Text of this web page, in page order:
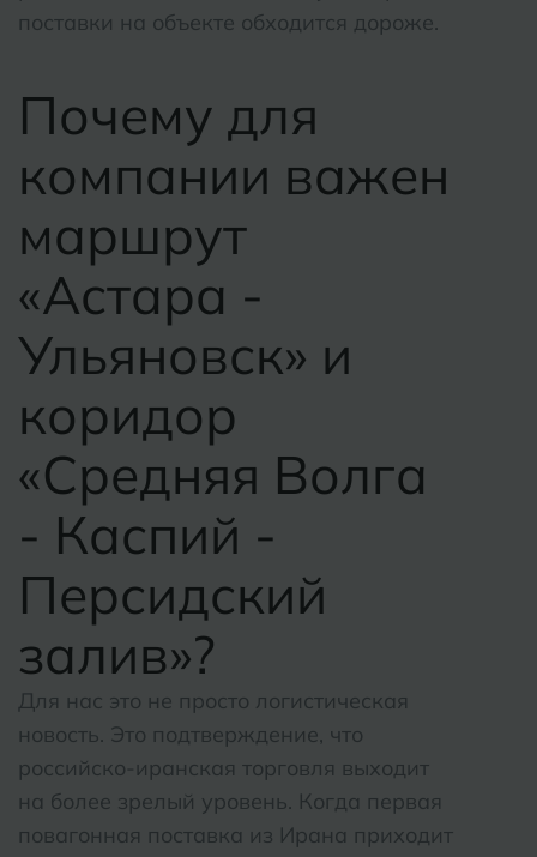
поставки на объекте обходится дороже.
Почему для
компании важен
маршрут
«Астара -
Ульяновск» и
коридор
«Средняя Волга
- Каспий -
Персидский
залив»?
Для нас это не просто логистическая
новость. Это подтверждение, что
российско-иранская торговля выходит
на более зрелый уровень. Когда первая
повагонная поставка из Ирана приходит